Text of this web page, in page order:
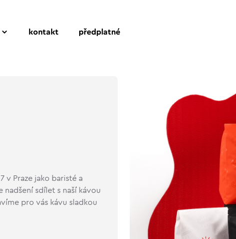
kontakt předplatné
v Praze jako baristé a
sdílet s naší kávou
pro vás kávu sladkou